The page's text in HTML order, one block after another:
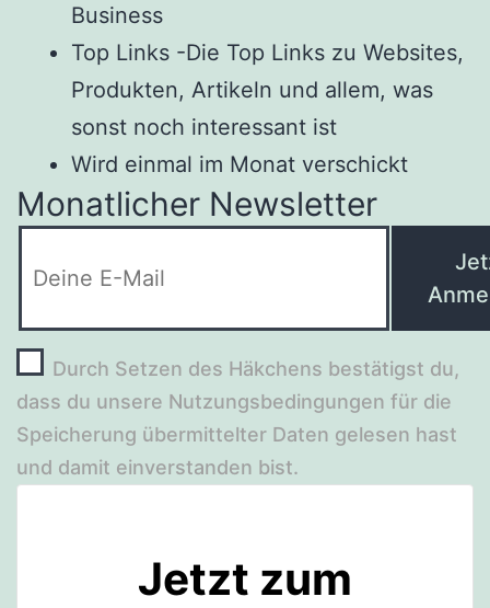
Business
Top Links -Die Top Links zu Websites,
Produkten, Artikeln und allem, was
sonst noch interessant ist
Wird einmal im Monat verschickt
Monatlicher Newsletter
Durch Setzen des Häkchens bestätigst du,
dass du unsere Nutzungsbedingungen für die
Speicherung übermittelter Daten gelesen hast
und damit einverstanden bist.
Jetzt zum